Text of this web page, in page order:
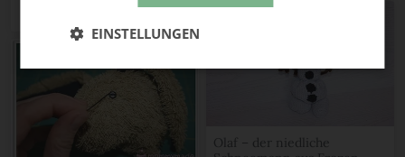
Olaf – der niedliche
EINSTELLUNGEN